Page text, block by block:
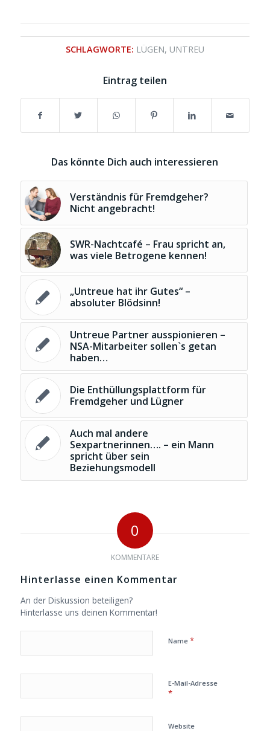
SCHLAGWORTE: LÜGEN, UNTREU
Eintrag teilen
Das könnte Dich auch interessieren
Verständnis für Fremdgeher?
Nicht angebracht!
SWR-Nachtcafé – Frau spricht an,
was viele Betrogene kennen!
„Untreue hat ihr Gutes“ –
absoluter Blödsinn!
Untreue Partner ausspionieren –
NSA-Mitarbeiter sollen`s getan
haben…
Die Enthüllungsplattform für
Fremdgeher und Lügner
Auch mal andere
Sexpartnerinnen…. – ein Mann
spricht über sein
Beziehungsmodell
0
KOMMENTARE
Hinterlasse einen Kommentar
An der Diskussion beteiligen?
Hinterlasse uns deinen Kommentar!
Name *
E-Mail-Adresse
*
Website